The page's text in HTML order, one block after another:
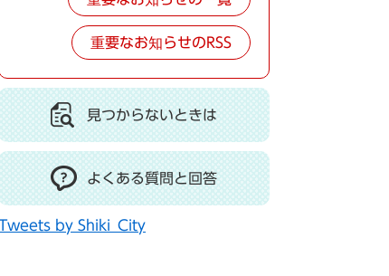
重要なお知らせのRSS
見つからないときは
よくある質問と回答
by Shiki_City